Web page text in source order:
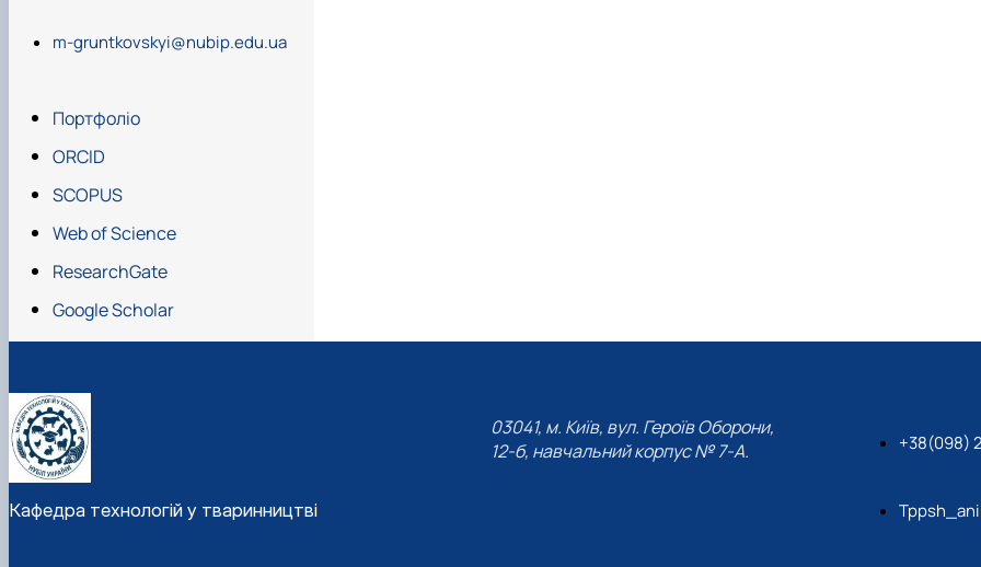
m-gruntkovskyi@nubip.edu.ua
Портфоліо
ORCID
SCOPUS
Web of Science
ResearchGate
Google Scholar
Кафедра технологій у тваринництві
03041, м. Київ, вул. Героїв Оборони,
12-б, навчальний корпус № 7-А.
+38(098)